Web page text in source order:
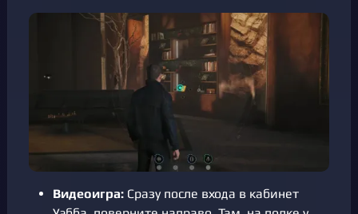
Видеоигра: Сразу после входа в кабинет